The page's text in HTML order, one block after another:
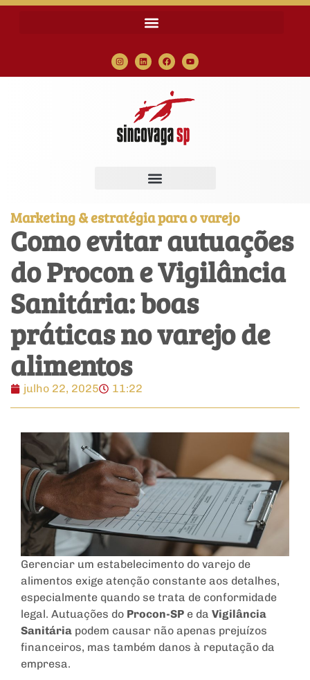
Marketing & estratégia para o varejo
Como evitar autuações
do Procon e Vigilância
Sanitária: boas
práticas no varejo de
alimentos
julho 22, 2025 11:22
Gerenciar um estabelecimento do varejo de
alimentos exige atenção constante aos detalhes,
especialmente quando se trata de conformidade
legal. Autuações do Procon-SP e da Vigilância
Sanitária podem causar não apenas prejuízos
financeiros, mas também danos à reputação da
empresa.